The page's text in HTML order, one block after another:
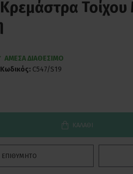
ΑΜΕΣΑ ΔΙΑΘΕΣΙΜΟ
Κωδικός: C547/S19
ΚΑΛΆΘΙ
ΕΠΙΘΥΜΗΤΌ